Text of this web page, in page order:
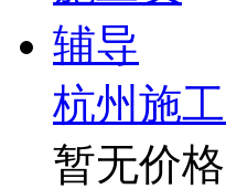
杭州施
暂无价格